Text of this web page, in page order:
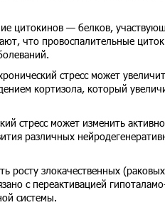
цитокинов — белков,
что провоспалительные
стресс может
кортизола, который
стресс может изменить
различных
росту злокачественных
с переактивацией
системы.